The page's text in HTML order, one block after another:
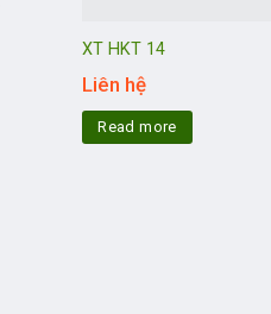
XT HKT 14
Liên hệ
Read more